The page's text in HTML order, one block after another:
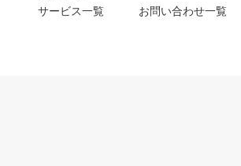
サービス一覧 お問い合わせ一覧